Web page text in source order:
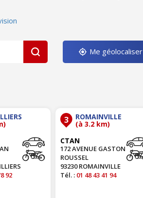
Me géolocaliser
92
3 ROMAINVILLE
(à 3.2 km)
CTAN
172 AVENUE GASTON
ROUSSEL
93230 ROMAINVILLE
Tél. : 01 48 43 41 94